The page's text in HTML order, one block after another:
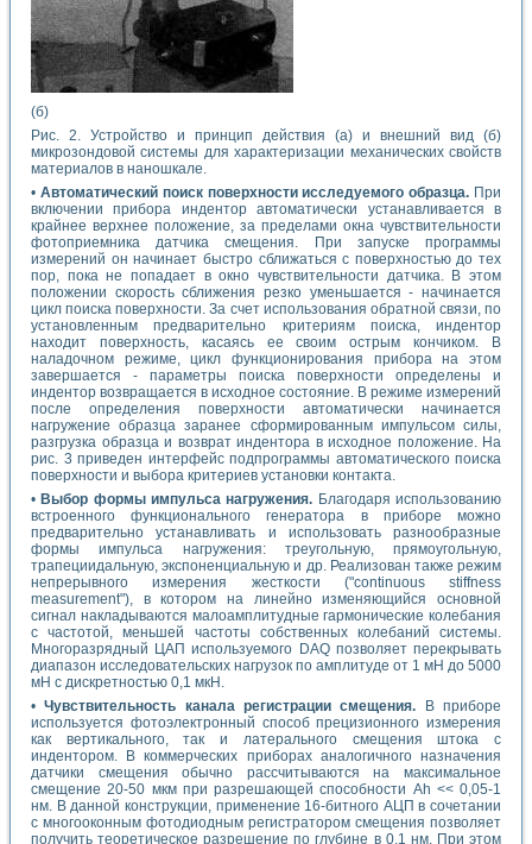
(б)
Рис. 2. Устройство и принцип действия (а) и внешний вид (б)
микрозондовой системы для характеризации механических свойств
материалов в наношкале.
• Автоматический поиск поверхности исследуемого образца. При
включении прибора индентор автоматически устанавливается в
крайнее верхнее положение, за пределами окна чувствительности
фотоприемника датчика смещения. При запуске программы
измерений он начинает быстро сближаться с поверхностью до тех
пор, пока не попадает в окно чувствительности датчика. В этом
положении скорость сближения резко уменьшается - начинается
цикл поиска поверхности. За счет использования обратной связи, по
установленным предварительно критериям поиска, индентор
находит поверхность, касаясь ее своим острым кончиком. В
наладочном режиме, цикл функционирования прибора на этом
завершается - параметры поиска поверхности определены и
индентор возвращается в исходное состояние. В режиме измерений
после определения поверхности автоматически начинается
нагружение образца заранее сформированным импульсом силы,
разгрузка образца и возврат индентора в исходное положение. На
рис. 3 приведен интерфейс подпрограммы автоматического поиска
поверхности и выбора критериев установки контакта.
• Выбор формы импульса нагружения. Благодаря использованию
встроенного функционального генератора в приборе можно
предварительно устанавливать и использовать разнообразные
формы импульса нагружения: треугольную, прямоугольную,
трапециидальную, экспоненциальную и др. Реализован также режим
непрерывного измерения жесткости ("continuous stiffness
measurement"), в котором на линейно изменяющийся основной
сигнал накладываются малоамплитудные гармонические колебания
с частотой, меньшей частоты собственных колебаний системы.
Многоразрядный ЦАП используемого DAQ позволяет перекрывать
диапазон исследовательских нагрузок по амплитуде от 1 мН до 5000
мН с дискретностью 0,1 мкН.
•Чувствительность канала регистрации смещения.
В приборе
используется фотоэлектронный способ прецизионного измерения
как вертикального, так и латерального смещения штока с
индентором. В коммерческих приборах аналогичного назначения
датчики смещения обычно рассчитываются на максимальное
смещение 20-50 мкм при разрешающей способности Ah << 0,05-1
нм. В данной конструкции, применение 16-битного АЦП в сочетании
с многооконным фотодиодным регистратором смещения позволяет
получить теоретическое разрешение по глубине в 0,1 нм. При этом